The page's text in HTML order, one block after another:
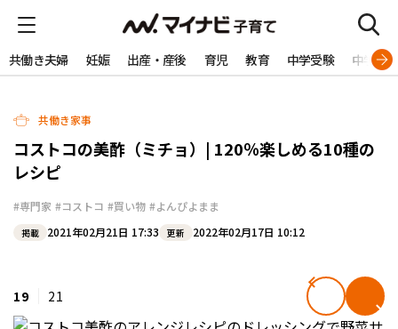
共働き夫婦 妊娠 出産・産後 育児 教育 中学受験 中学生
共働き家事
コストコの美酢（ミチョ）| 120％楽しめる10種の
レシピ
#専門家 #コストコ #買い物 #よんぴよまま
掲載 2021年02月21日 17:33 更新 2022年02月17日 10:12
19 21